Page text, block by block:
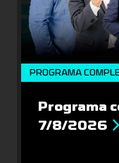
PROGRAMA
Programa
7/8/2026